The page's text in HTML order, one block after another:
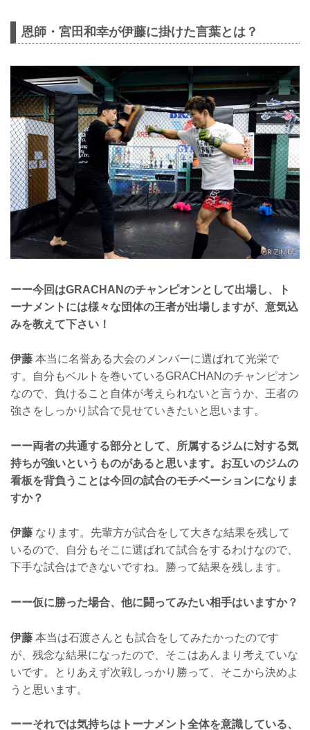
恩師・宮田和幸が伊藤に掛けた言葉とは？
ーー今回はGRACHANのチャンピオンとして出場し、ト
ーナメントには様々な団体の王者が出場しますが、意気込
みを教えて下さい！
伊藤 本当に名誉ある大会のメンバーに選ばれて光栄で
す。自分もベルトを巻いているGRACHANのチャンピオン
なので、負けること自体が考えられないと言うか、王者の
強さをしっかり試合で見せていきたいと思います。
ーー両者の共通する部分として、所属するジムに対する気
持ちが強いというものがあると思います。お互いのジムの
看板を背負うことは今回の試合のモチベーションになりま
すか？
伊藤 なります。先輩方が試合をして大きな結果を残して
いるので、自分もそこに選ばれて試合をするわけなので、
下手な試合はできないですね。勝って結果を残します。
ーー仮に勝った場合、他に闘ってみたい相手はいますか？
伊藤 本当は石渡さんとも試合をしてみたかったのです
が、残念な結果になったので、そこはあんまり考えていな
いです。とりあえず次戦しっかり勝って、そこから決めよ
うと思います。
ーーそれでは気持ちはトーナメント全体を意識している、